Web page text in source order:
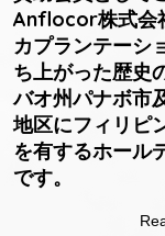
Anflocor株式会
カプランテーシ
ち上がった歴史
バオ州パナボ市
地区にフィリピ
を有するホール
です。